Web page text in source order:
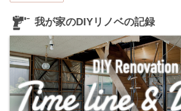
我が家のDIYリノベの記録